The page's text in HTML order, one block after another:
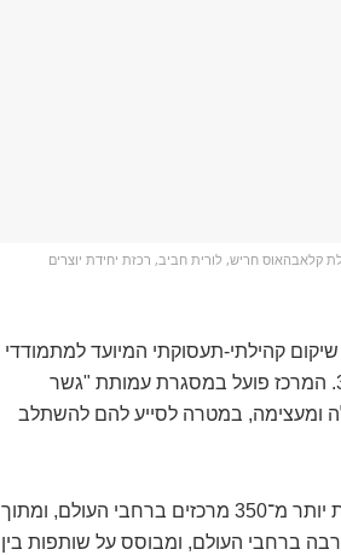
קלאבהאוס חריש, לורית חביב, רכזת יחידת יוצרים
קהילתי-תעסוקתי המיועד למתמודדי
נפש, הפועל בקומה השנייה של קניון "מור בעיר 1" בחריש, שד' דרך ארץ 35. המרכז פועל במסגרת עמותת "גשר
ומעצימה, במטרה לסייע להם להשתלב
הקלאבהאוס בחריש הוא חלק מרשת הקלאבהאוסים העולמית, הכוללת יותר מ־350 מרכזים ברחבי העולם, ומתוך
ברחבי העולם, ומבוסס על שותפות בין